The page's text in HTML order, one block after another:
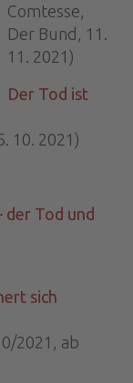
Comtesse,
Der Bund, 11.
11. 2021)
Der Tod ist
10. 2021)
der Tod und
sich
2021, ab